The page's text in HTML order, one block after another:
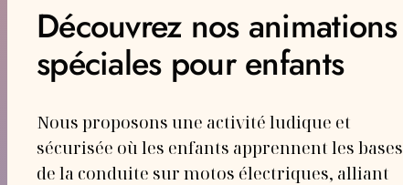
Découvrez nos animations
spéciales pour enfants
Nous proposons une activité ludique et
sécurisée où les enfants apprennent les bases
de la conduite sur motos électriques, alliant